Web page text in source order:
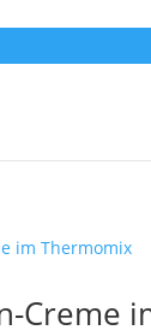
Creme